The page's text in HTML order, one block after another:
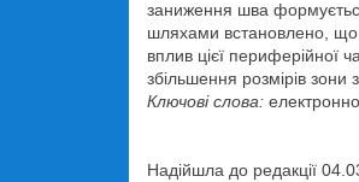
заниження шва
шляхами встановлено, що
вплив цієї периферійної
збільшення розмірів зони
Ключові слова:
Надійшла до редакції